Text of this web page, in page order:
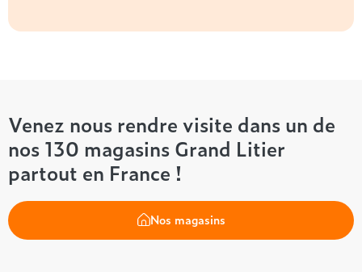
Venez nous rendre visite dans un de
nos 130 magasins Grand Litier
partout en France !
Nos magasins